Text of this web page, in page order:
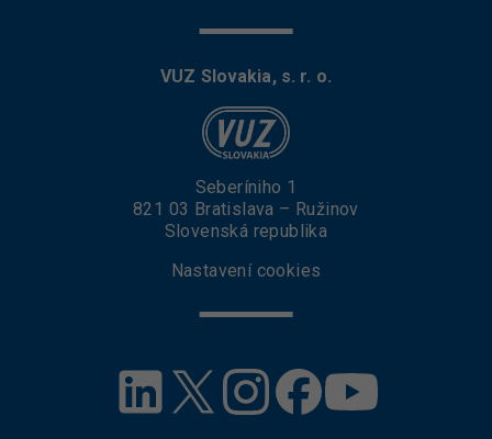
VUZ Slovakia, s. r. o.
Seberíniho 1
821 03 Bratislava – Ružinov
Slovenská republika
Nastavení cookies